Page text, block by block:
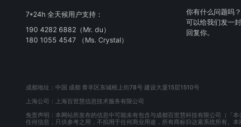
7*24h 全天候用户支持：
190 4282 6882（Mr. du）
180 1055 4547 （Ms. Crystal）
你有什么问题吗？
可以给我们发一
回复你。
成都地址：中国 成都 青羊区东城根上街78号 建设大厦15层1510号
上海公司：上海百世慧信息技术服务有限公司
免责声明：本网站所发布的信息中可能未有包含与成都百世慧科技有限公司（「
任何信息，只供参考之用，不拟用于任何商业用途，所有商标归达索系统所有。